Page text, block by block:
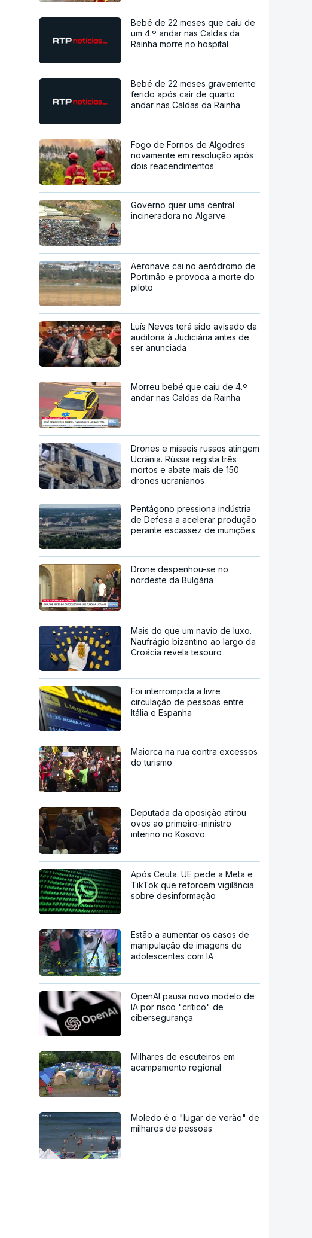
Bebé de 22 meses que caiu de
um 4.º andar nas Caldas da
Rainha morre no hospital
Bebé de 22 meses gravemente
ferido após cair de quarto
andar nas Caldas da Rainha
Fogo de Fornos de Algodres
novamente em resolução após
dois reacendimentos
Governo quer uma central
incineradora no Algarve
Aeronave cai no aeródromo de
Portimão e provoca a morte do
piloto
Luís Neves terá sido avisado da
auditoria à Judiciária antes de
ser anunciada
Morreu bebé que caiu de 4.º
andar nas Caldas da Rainha
Drones e mísseis russos atingem
Ucrânia. Rússia regista três
mortos e abate mais de 150
drones ucranianos
Pentágono pressiona indústria
de Defesa a acelerar produção
perante escassez de munições
Drone despenhou-se no
nordeste da Bulgária
Mais do que um navio de luxo.
Naufrágio bizantino ao largo da
Croácia revela tesouro
Foi interrompida a livre
circulação de pessoas entre
Itália e Espanha
Maiorca na rua contra excessos
do turismo
Deputada da oposição atirou
ovos ao primeiro-ministro
interino no Kosovo
Após Ceuta. UE pede a Meta e
TikTok que reforcem vigilância
sobre desinformação
Estão a aumentar os casos de
manipulação de imagens de
adolescentes com IA
OpenAI pausa novo modelo de
IA por risco "crítico" de
cibersegurança
Milhares de escuteiros em
acampamento regional
Moledo é o "lugar de verão" de
milhares de pessoas